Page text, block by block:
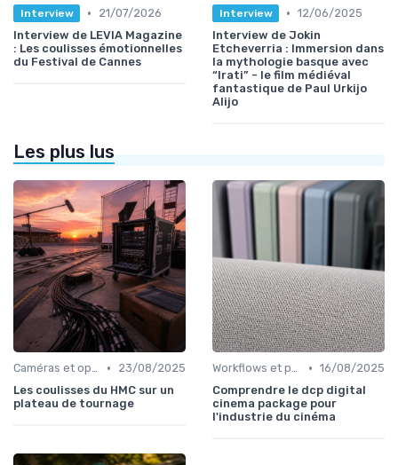
Interview •
21/07/2026
Interview de LEVIA Magazine
: Les coulisses émotionnelles
du Festival de Cannes
Interview • 12/06/2025
Interview de Jokin
Etcheverria : Immersion dans
la mythologie basque avec
“Irati” - le film médiéval
fantastique de Paul Urkijo
Alijo
Les plus lus
Caméras et optiques cinéma •
23/08/2025
Les coulisses du HMC sur un
plateau de tournage
Workflows et post-production • 16/08/2025
Comprendre le dcp digital
cinema package pour
l'industrie du cinéma